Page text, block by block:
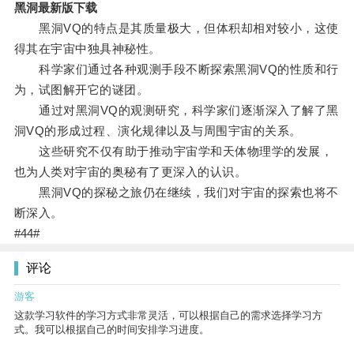
黑洞最新版下载
黑洞VQ的特点是其质量极大，但体积却相对较小，这使
得其在宇宙中独具神秘性。
科学家们通过各种观测手段不断探索黑洞VQ的性质和行
为，试图解开它的谜团。
通过对黑洞VQ的观测研究，科学家们逐渐深入了解了黑
洞VQ的形成过程、演化规律以及与周围宇宙的关系。
这些研究不仅有助于推动宇宙学和天体物理学的发展，
也为人类对宇宙的奥秘有了更深入的认识。
黑洞VQ的探秘之旅仍在继续，我们对宇宙的探索也将不
断深入。
#44#
评论
游客
这款学习软件的学习方式非常灵活，可以根据自己的需求选择学习方
式。我可以根据自己的时间安排学习进度。